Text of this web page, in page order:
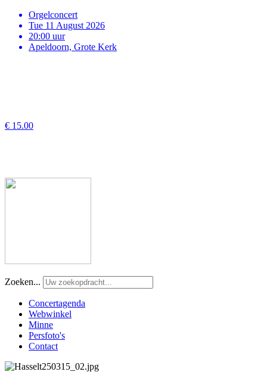
Orgelconcert
Tue 11 August 2026
20:00 uur
Apeldoorn, Grote Kerk
€ 15.00
Zoeken...
Concertagenda
Webwinkel
Minne
Persfoto's
Contact